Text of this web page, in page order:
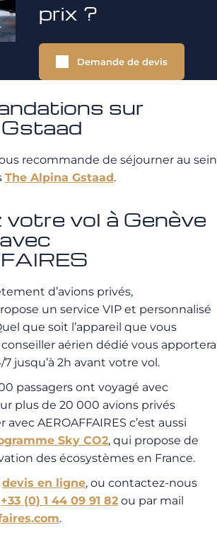
prix ?
Demande de devis
sur
recommande de séjourner au sein
The Alpina Gstaad.
votre vol à Genève
d’avions privés,
un service VIP et personnalisé
que soit l’appareil que vous
aérien dédié vous apportera
jusqu’à 2h avant votre vol.
passagers ont voyagé avec
plus de 20 000 avions privés
AEROAFFAIRES c’est aussi
Sky CO2, qui propose de
des écosystèmes en France.
devis en ligne, ou contactez-nous
+33 (0) 1 44 09 91 82 ou par mail
.